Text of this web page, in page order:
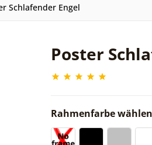
Schlafender Engel
Poster
Rahmenfarbe